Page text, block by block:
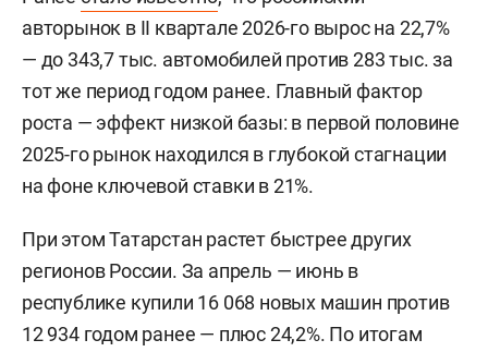
авторынок в II квартале 2026-го вырос на 22,7%
— до 343,7 тыс. автомобилей против 283 тыс. за
тот же период годом ранее. Главный фактор
роста — эффект низкой базы: в первой половине
2025-го рынок находился в глубокой стагнации
на фоне ключевой ставки в 21%.
При этом Татарстан растет быстрее других
регионов России. За апрель — июнь в
республике купили 16 068 новых машин против
12 934 годом ранее — плюс 24,2%. По итогам